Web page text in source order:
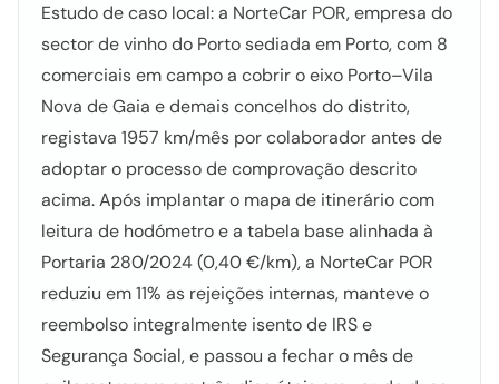
Estudo de caso local: a NorteCar POR, empresa do
sector de vinho do Porto sediada em Porto, com 8
comerciais em campo a cobrir o eixo Porto–Vila
Nova de Gaia e demais concelhos do distrito,
registava 1957 km/mês por colaborador antes de
adoptar o processo de comprovação descrito
acima. Após implantar o mapa de itinerário com
leitura de hodómetro e a tabela base alinhada à
Portaria 280/2024 (0,40 €/km), a NorteCar POR
reduziu em 11% as rejeições internas, manteve o
reembolso integralmente isento de IRS e
Segurança Social, e passou a fechar o mês de